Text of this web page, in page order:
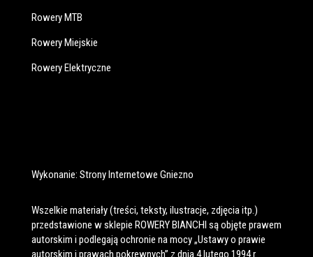
Rowery MTB
Rowery Miejskie
Rowery Elektryczne
Wykonanie: Strony Internetowe Gniezno
Wszelkie materiały (treści, teksty, ilustracje, zdjęcia itp.)
przedstawione w sklepie ROWERY BIANCHI są objęte prawem
autorskim i podlegają ochronie na mocy „Ustawy o prawie
autorskim i prawach pokrewnych” z dnia 4 lutego 1994 r.